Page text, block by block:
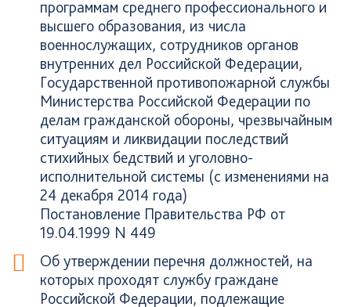
программам среднего профессионального и
высшего образования, из числа
военнослужащих, сотрудников органов
внутренних дел Российской Федерации,
Государственной противопожарной службы
Министерства Российской Федерации по
делам гражданской обороны, чрезвычайным
ситуациям и ликвидации последствий
стихийных бедствий и уголовно-
исполнительной системы (с изменениями на
24 декабря 2014 года)
Постановление Правительства РФ от
19.04.1999 N 449
Об утверждении перечня должностей, на
которых проходят службу граждане
Российской Федерации, подлежащие